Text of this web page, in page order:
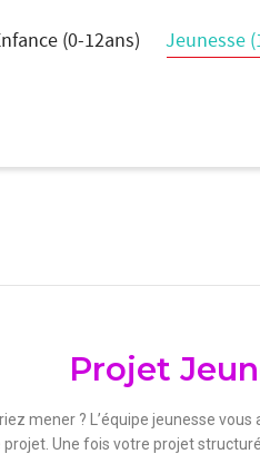
(0-12ans) Jeunesse
Projet
mener ? L’équipe jeunesse vous
Une fois votre projet